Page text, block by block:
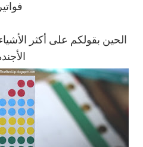
فواتير
الحين بقولكم على أكثر